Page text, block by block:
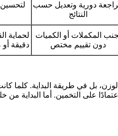
دورية وتعديل حسب
النتائج
لتحسين
المكملات أو الكميات
دون تقييم مختص
لحماية
دقيقة
بل في طريقة البداية. كلما
على التخمين. أما البداية